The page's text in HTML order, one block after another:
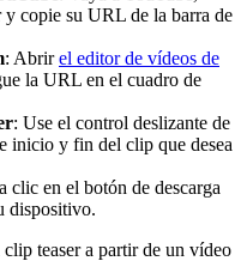
y copie su URL de la barra de
: Abrirel editor de vídeos de
la URL en el cuadro de
: Use el control deslizante de
inicio y fin del clip que desea
clic en el botón de descarga
dispositivo.
teaser a partir de un vídeo